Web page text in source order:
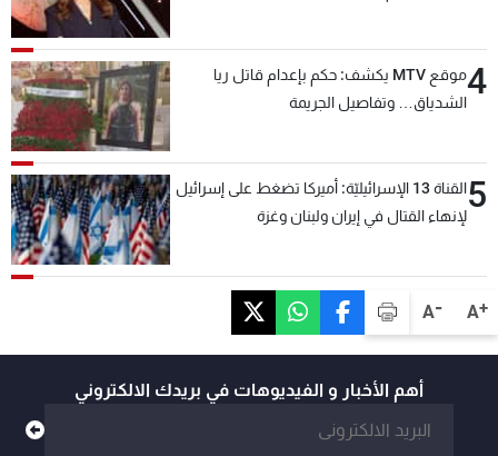
A+
A-
4
موقع MTV يكشف: حكم بإعدام قاتل ريا
الشدياق… وتفاصيل الجريمة
5
القناة 13 الإسرائيليّة: أميركا تضغط على إسرائيل
لإنهاء القتال في إيران ولبنان وغزة
أهم الأخبار و الفيديوهات في بريدك الالكتروني